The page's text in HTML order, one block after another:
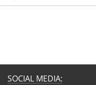
SOCIAL MEDIA: